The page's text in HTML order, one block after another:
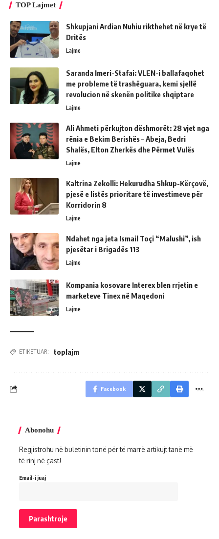
TOP Lajmet
Shkupjani Ardian Nuhiu rikthehet në krye të
Dritës
Lajme
Saranda Imeri-Stafai: VLEN-i ballafaqohet
me probleme të trashëguara, kemi sjellë
revolucion në skenën politike shqiptare
Lajme
Ali Ahmeti përkujton dëshmorët: 28 vjet nga
rënia e Bekim Berishës – Abeja, Bedri
Shalës, Elton Zherkës dhe Përmet Vulës
Lajme
Kaltrina Zekolli: Hekurudha Shkup-Kërçovë,
pjesë e listës prioritare të investimeve për
Korridorin 8
Lajme
Ndahet nga jeta Ismail Toçi “Malushi”, ish
pjesëtar i Brigadës 113
Lajme
Kompania kosovare Interex blen rrjetin e
marketeve Tinex në Maqedoni
Lajme
ETIKETUAR: toplajm
Facebook
Abonohu
Regjistrohu në buletinin tonë për të marrë artikujt tanë më
të rinj në çast!
Email-i juaj